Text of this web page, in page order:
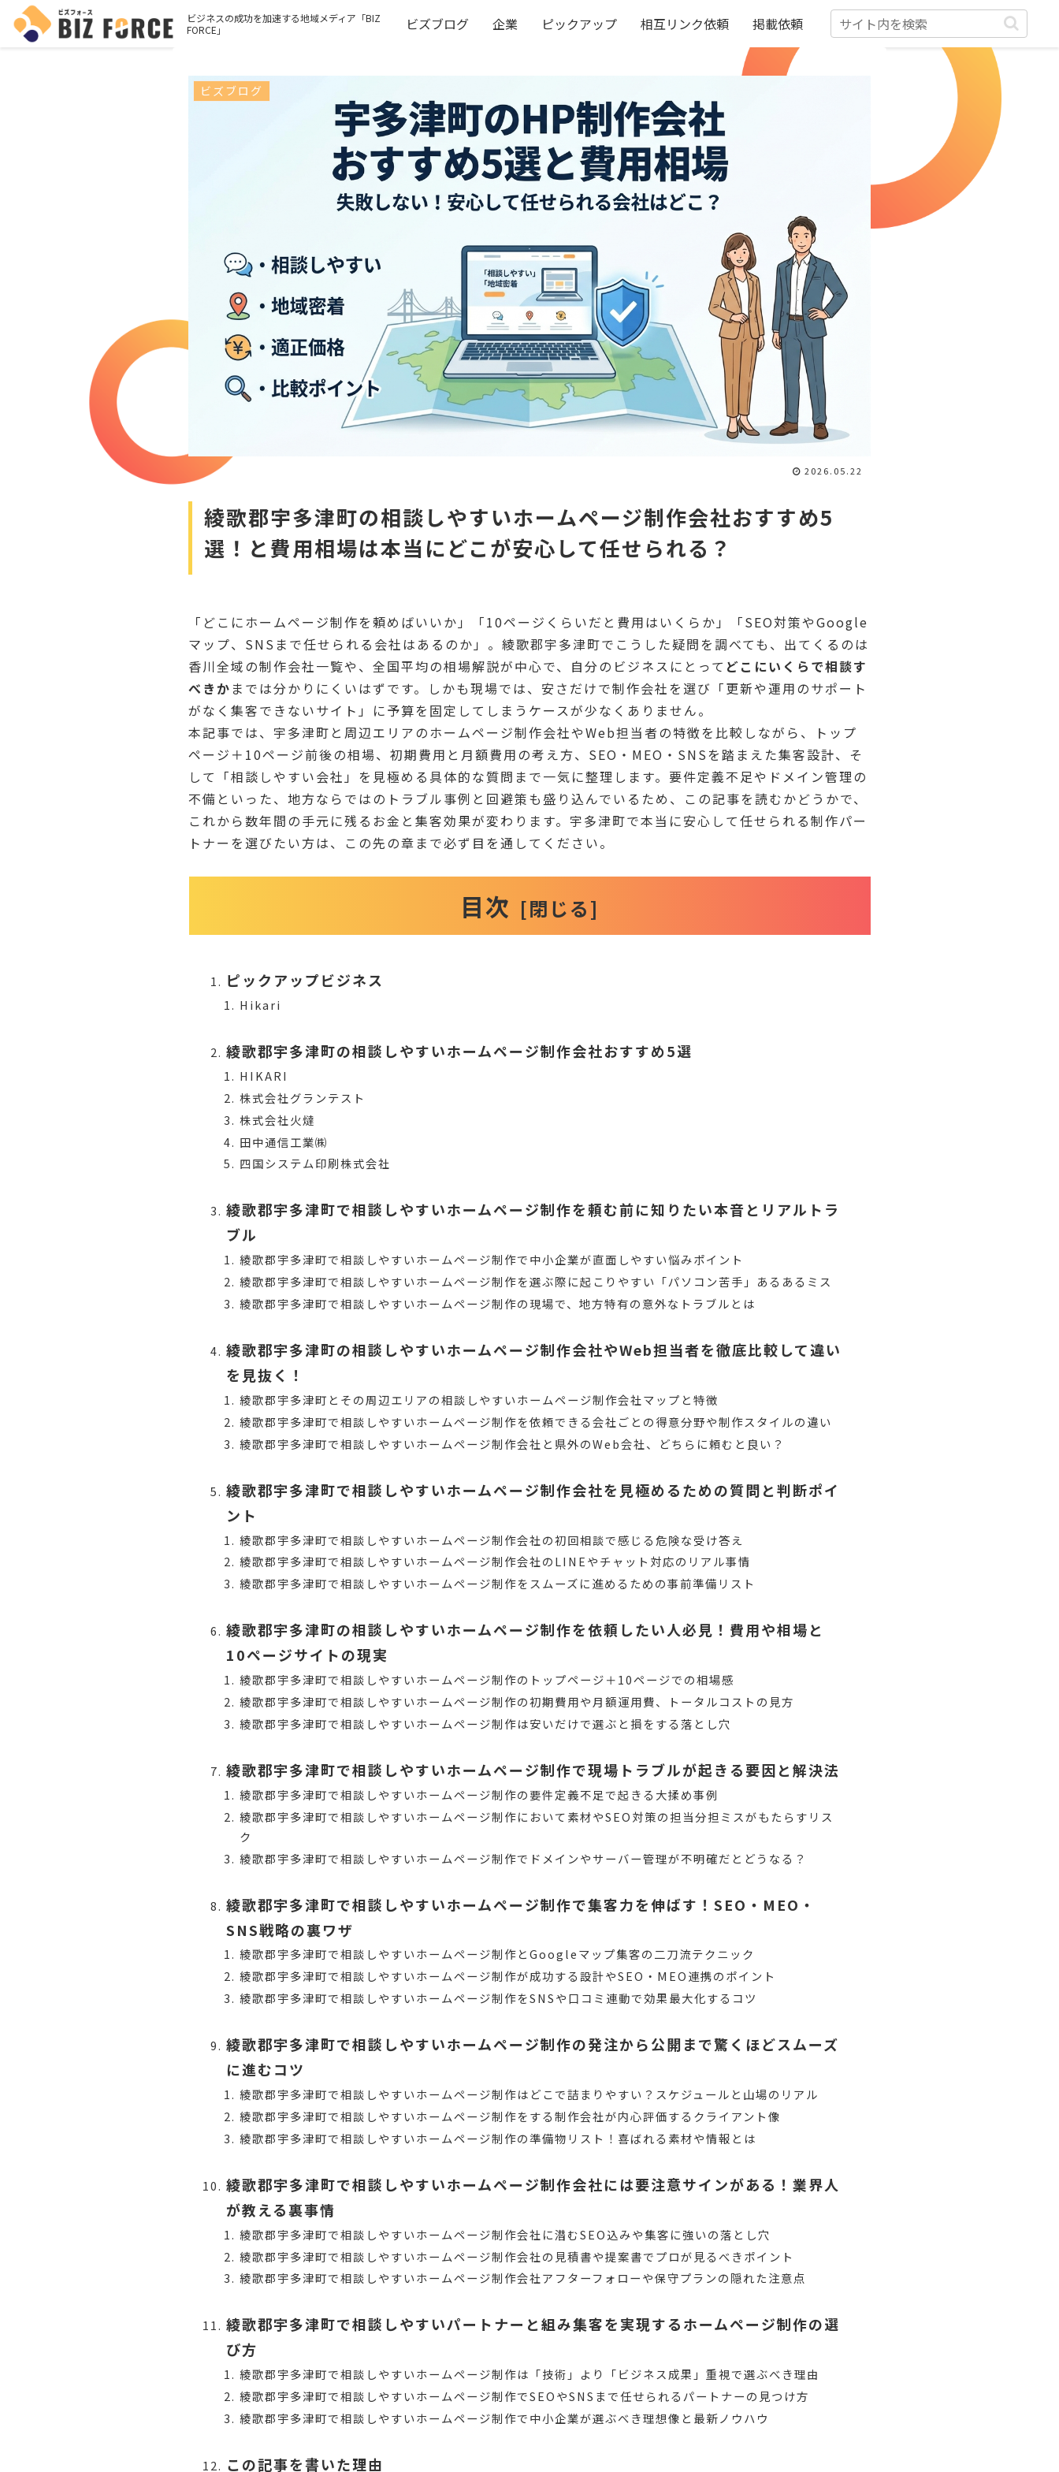
ビジネスの成功を加速する地域メディア「BIZ
FORCE」
ビズブログ 企業 ピックアップ 相互リンク依頼 掲載依頼
綾歌郡宇多津町の相談しやすいホームページ制作会社おすすめ5
選！と費用相場は本当にどこが安心して任せられる？
ビズブログ
2026.05.22
「どこにホームページ制作を頼めばいいか」「10ページくらいだと費用はいくらか」「SEO対策やGoogle
マップ、SNSまで任せられる会社はあるのか」。綾歌郡宇多津町でこうした疑問を調べても、出てくるのは
香川全域の制作会社一覧や、全国平均の相場解説が中心で、自分のビジネスにとって どこにいくらで相談す
べきか までは分かりにくいはずです。しかも現場では、安さだけで制作会社を選び「更新や運用のサポート
がなく集客できないサイト」に予算を固定してしまうケースが少なくありません。
本記事では、宇多津町と周辺エリアのホームページ制作会社やWeb担当者の特徴を比較しながら、トップ
ページ＋10ページ前後の相場、初期費用と月額費用の考え方、SEO・MEO・SNSを踏まえた集客設計、そ
して「相談しやすい会社」を見極める具体的な質問まで一気に整理します。要件定義不足やドメイン管理の
不備といった、地方ならではのトラブル事例と回避策も盛り込んでいるため、この記事を読むかどうかで、
これから数年間の手元に残るお金と集客効果が変わります。宇多津町で本当に安心して任せられる制作パー
トナーを選びたい方は、この先の章まで必ず目を通してください。
目次
ピックアップビジネス
Hikari
綾歌郡宇多津町の相談しやすいホームページ制作会社おすすめ5選
HIKARI
株式会社グランテスト
株式会社火燵
田中通信工業㈱
四国システム印刷株式会社
綾歌郡宇多津町で相談しやすいホームページ制作を頼む前に知りたい本音とリアルトラ
ブル
綾歌郡宇多津町で相談しやすいホームページ制作で中小企業が直面しやすい悩みポイント
綾歌郡宇多津町で相談しやすいホームページ制作を選ぶ際に起こりやすい「パソコン苦手」あるあるミス
綾歌郡宇多津町で相談しやすいホームページ制作の現場で、地方特有の意外なトラブルとは
綾歌郡宇多津町の相談しやすいホームページ制作会社やWeb担当者を徹底比較して違い
を見抜く！
綾歌郡宇多津町とその周辺エリアの相談しやすいホームページ制作会社マップと特徴
綾歌郡宇多津町で相談しやすいホームページ制作を依頼できる会社ごとの得意分野や制作スタイルの違い
綾歌郡宇多津町で相談しやすいホームページ制作会社と県外のWeb会社、どちらに頼むと良い？
綾歌郡宇多津町で相談しやすいホームページ制作会社を見極めるための質問と判断ポイ
ント
綾歌郡宇多津町で相談しやすいホームページ制作会社の初回相談で感じる危険な受け答え
綾歌郡宇多津町で相談しやすいホームページ制作会社のLINEやチャット対応のリアル事情
綾歌郡宇多津町で相談しやすいホームページ制作をスムーズに進めるための事前準備リスト
綾歌郡宇多津町の相談しやすいホームページ制作を依頼したい人必見！費用や相場と
10ページサイトの現実
綾歌郡宇多津町で相談しやすいホームページ制作のトップページ＋10ページでの相場感
綾歌郡宇多津町で相談しやすいホームページ制作の初期費用や月額運用費、トータルコストの見方
綾歌郡宇多津町で相談しやすいホームページ制作は安いだけで選ぶと損をする落とし穴
綾歌郡宇多津町で相談しやすいホームページ制作で現場トラブルが起きる要因と解決法
綾歌郡宇多津町で相談しやすいホームページ制作の要件定義不足で起きる大揉め事例
綾歌郡宇多津町で相談しやすいホームページ制作において素材やSEO対策の担当分担ミスがもたらすリス
ク
綾歌郡宇多津町で相談しやすいホームページ制作でドメインやサーバー管理が不明確だとどうなる？
綾歌郡宇多津町で相談しやすいホームページ制作で集客力を伸ばす！SEO・MEO・
SNS戦略の裏ワザ
綾歌郡宇多津町で相談しやすいホームページ制作とGoogleマップ集客の二刀流テクニック
綾歌郡宇多津町で相談しやすいホームページ制作が成功する設計やSEO・MEO連携のポイント
綾歌郡宇多津町で相談しやすいホームページ制作をSNSや口コミ連動で効果最大化するコツ
綾歌郡宇多津町で相談しやすいホームページ制作の発注から公開まで驚くほどスムーズ
に進むコツ
綾歌郡宇多津町で相談しやすいホームページ制作はどこで詰まりやすい？スケジュールと山場のリアル
綾歌郡宇多津町で相談しやすいホームページ制作をする制作会社が内心評価するクライアント像
綾歌郡宇多津町で相談しやすいホームページ制作の準備物リスト！喜ばれる素材や情報とは
綾歌郡宇多津町で相談しやすいホームページ制作会社には要注意サインがある！業界人
が教える裏事情
綾歌郡宇多津町で相談しやすいホームページ制作会社に潜むSEO込みや集客に強いの落とし穴
綾歌郡宇多津町で相談しやすいホームページ制作会社の見積書や提案書でプロが見るべきポイント
綾歌郡宇多津町で相談しやすいホームページ制作会社アフターフォローや保守プランの隠れた注意点
綾歌郡宇多津町で相談しやすいパートナーと組み集客を実現するホームページ制作の選
び方
綾歌郡宇多津町で相談しやすいホームページ制作は「技術」より「ビジネス成果」重視で選ぶべき理由
綾歌郡宇多津町で相談しやすいホームページ制作でSEOやSNSまで任せられるパートナーの見つけ方
綾歌郡宇多津町で相談しやすいホームページ制作で中小企業が選ぶべき理想像と最新ノウハウ
この記事を書いた理由